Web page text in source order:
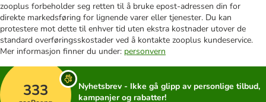
zooplus forbeholder seg retten til å bruke epost-adressen din for
direkte markedsføring for lignende varer eller tjenester. Du kan
protestere mot dette til enhver tid uten ekstra kostnader utover de
standard overføringsskostader ved å kontakte zooplus kundeservice.
Mer informasjon finner du under: personvern
333
Nyhetsbrev - Ikke gå glipp av personlige tilbud,
kampanjer og rabatter!